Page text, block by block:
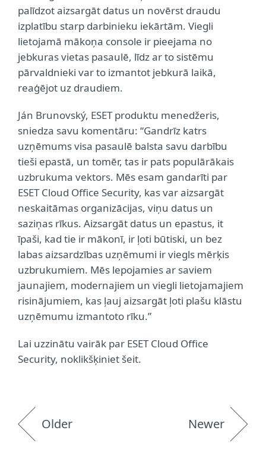
palīdzot aizsargāt datus un novērst draudu
izplatību starp darbinieku iekārtām. Viegli
lietojamā mākoņa console ir pieejama no
jebkuras vietas pasaulē, līdz ar to sistēmu
pārvaldnieki var to izmantot jebkurā laikā,
reaģējot uz draudiem.
Ján Brunovský, ESET produktu menedžeris,
sniedza savu komentāru: “Gandrīz katrs
uzņēmums visa pasaulē balsta savu darbību
tieši epastā, un tomēr, tas ir pats populārākais
uzbrukuma vektors. Mēs esam gandarīti par
ESET Cloud Office Security, kas var aizsargāt
neskaitāmas organizācijas, viņu datus un
saziņas rīkus. Aizsargāt datus un epastus, it
īpaši, kad tie ir mākonī, ir ļoti būtiski, un bez
labas aizsardzības uzņēmumi ir viegls mērķis
uzbrukumiem. Mēs lepojamies ar saviem
jaunajiem, modernajiem un viegli lietojamajiem
risinājumiem, kas ļauj aizsargāt ļoti plašu klāstu
uzņēmumu izmantoto rīku.”
Lai uzzinātu vairāk par ESET Cloud Office
Security, noklikšķiniet šeit.
Older Newer